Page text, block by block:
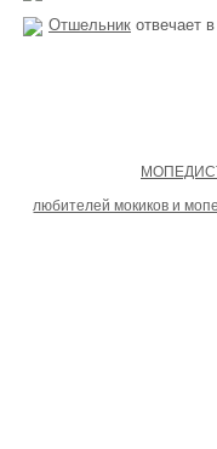
Отшельник отвечает
любителей мокиков и